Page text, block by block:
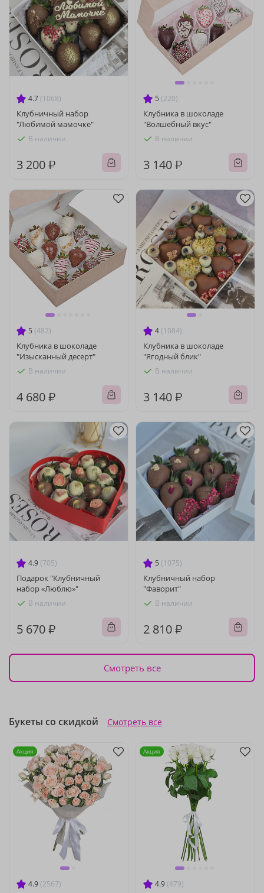
4.7 (1068)
Клубничный набор
"Любимой мамочке"
В наличии
3 200 ₽
5 (220)
Клубника в шоколаде
"Волшебный вкус"
В наличии
3 140 ₽
5 (482)
Клубника в шоколаде
"Изысканный десерт"
В наличии
4 680 ₽
4 (1084)
Клубника в шоколаде
"Ягодный блик"
В наличии
3 140 ₽
4.9 (705)
Подарок "Клубничный
набор «Люблю»"
В наличии
5 670 ₽
5 (1075)
Клубничный набор
"Фаворит"
В наличии
2 810 ₽
Смотреть все
Букеты со скидкой Смотреть все
4.9 (2567)
Акция
4.9 (479)
Акция